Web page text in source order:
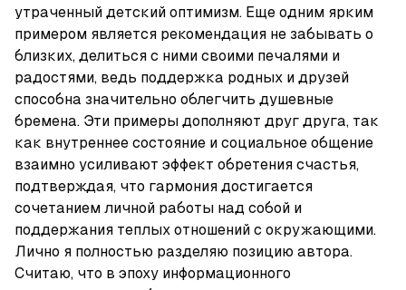
утраченный детский оптимизм. Еще одним ярким
примером является рекомендация не забывать о
близких, делиться с ними своими печалями и
радостями, ведь поддержка родных и друзей
способна значительно облегчить душевные
бремена. Эти примеры дополняют друг друга, так
как внутреннее состояние и социальное общение
взаимно усиливают эффект обретения счастья,
подтверждая, что гармония достигается
сочетанием личной работы над собой и
поддержания теплых отношений с окружающими.
Лично я полностью разделяю позицию автора.
Считаю, что в эпоху информационного